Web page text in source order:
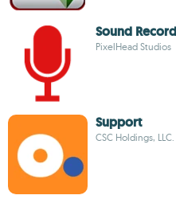
Sound
PixelHead Studios
Support
CSC Holdings, LLC.